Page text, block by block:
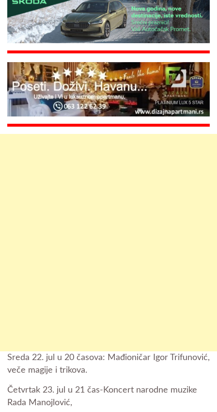
Sreda 22. jul u 20 časova: Mađioničar Igor Trifunović,
veče magije i trikova.
Četvrtak 23. jul u 21 čas-Koncert narodne muzike
Rada Manojlović,